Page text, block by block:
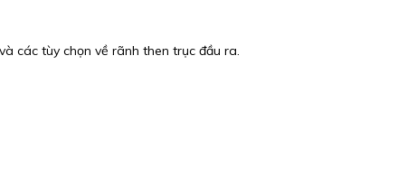
các tùy chọn về rãnh then trục đầu ra.